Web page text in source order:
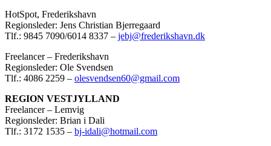
HotSpot, Frederikshavn
Regionsleder: Jens Christian Bjerregaard
Tlf.: 9845 7090/6014 8337 – jebj@frederikshavn.dk
Freelancer – Frederikshavn
Regionsleder: Ole Svendsen
Tlf.: 4086 2259 – olesvendsen60@gmail.com
REGION VESTJYLLAND
Freelancer – Lemvig
Regionsleder: Brian i Dali
Tlf.: 3172 1535 – bj-idali@hotmail.com